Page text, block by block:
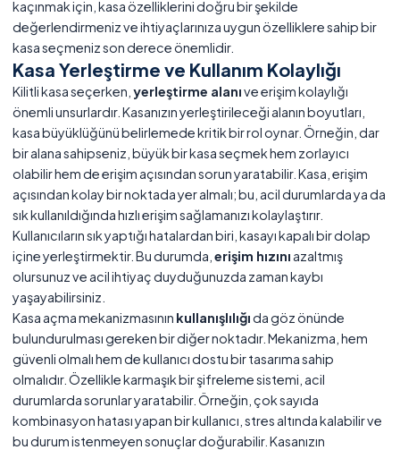
kaçınmak için, kasa özelliklerini doğru bir şekilde
değerlendirmeniz ve ihtiyaçlarınıza uygun özelliklere sahip bir
kasa seçmeniz son derece önemlidir.
Kasa Yerleştirme ve Kullanım Kolaylığı
Kilitli kasa seçerken, yerleştirme alanıve erişim kolaylığı
önemli unsurlardır. Kasanızın yerleştirileceği alanın boyutları,
kasa büyüklüğünü belirlemede kritik bir rol oynar. Örneğin, dar
bir alana sahipseniz, büyük bir kasa seçmek hem zorlayıcı
olabilir hem de erişim açısından sorun yaratabilir. Kasa, erişim
açısından kolay bir noktada yer almalı; bu, acil durumlarda ya da
sık kullanıldığında hızlı erişim sağlamanızı kolaylaştırır.
Kullanıcıların sık yaptığı hatalardan biri, kasayı kapalı bir dolap
içine yerleştirmektir. Bu durumda, erişim hızını azaltmış
olursunuz ve acil ihtiyaç duyduğunuzda zaman kaybı
yaşayabilirsiniz.
Kasa açma mekanizmasının kullanışlılığıda göz önünde
bulundurulması gereken bir diğer noktadır. Mekanizma, hem
güvenli olmalı hem de kullanıcı dostu bir tasarıma sahip
olmalıdır. Özellikle karmaşık bir şifreleme sistemi, acil
durumlarda sorunlar yaratabilir. Örneğin, çok sayıda
kombinasyon hatası yapan bir kullanıcı, stres altında kalabilir ve
bu durum istenmeyen sonuçlar doğurabilir. Kasanızın